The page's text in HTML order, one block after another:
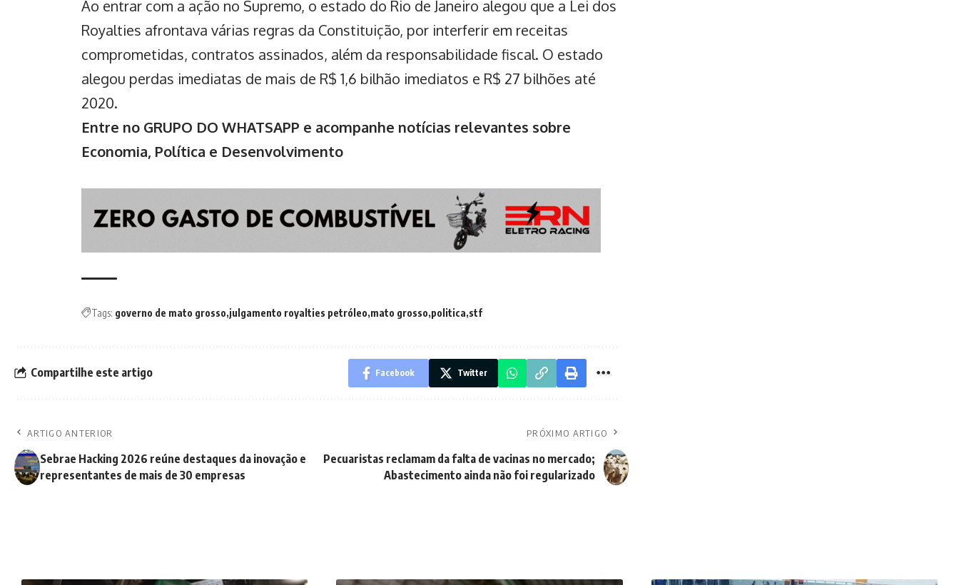
Ao entrar com a ação no Supremo, o estado do Rio de Janeiro alegou que a Lei dos
Royalties afrontava várias regras da Constituição, por interferir em receitas
comprometidas, contratos assinados, além da responsabilidade fiscal. O estado
alegou perdas imediatas de mais de R$ 1,6 bilhão imediatos e R$ 27 bilhões até
2020.
Entre no GRUPO DO WHATSAPP e acompanhe notícias relevantes sobre
Economia, Política e Desenvolvimento
Tags: governo de mato grosso julgamento royalties petróleo mato grosso politica stf
Compartilhe este artigo Facebook Twitter
ARTIGO ANTERIOR
Sebrae Hacking 2026 reúne destaques da inovação e
representantes de mais de 30 empresas
PRÓXIMO ARTIGO
Pecuaristas reclamam da falta de vacinas no mercado;
Abastecimento ainda não foi regularizado